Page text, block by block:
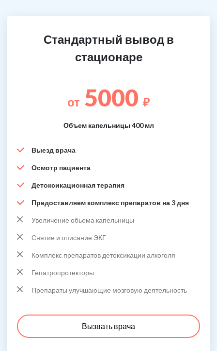
Стандартный вывод в
стационаре
от 5000 ₽
Объем капельницы 400 мл
Выезд врача
Осмотр пациента
Детоксикационная терапия
Предоставляем комплекс препаратов на 3 дня
Увеличение обьема капельницы
Снятие и описание ЭКГ
Комплекс препаратов детоксикации алкоголя
Гепатропротекторы
Препараты улучшающие мозговую деятельность
Вызвать врача